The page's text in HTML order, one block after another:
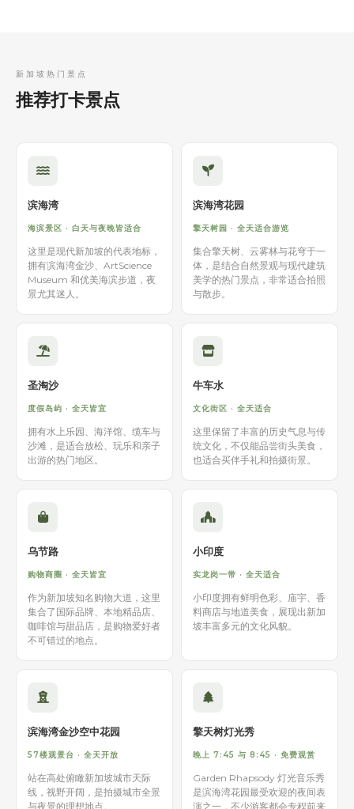
新加坡热门景点
推荐打卡景点
滨海湾
海滨景区 · 白天与夜晚皆适合
这里是现代新加坡的代表地标，
拥有滨海湾金沙、ArtScience
Museum 和优美海滨步道，夜
景尤其迷人。
滨海湾花园
擎天树园 · 全天适合游览
集合擎天树、云雾林与花穹于一
体，是结合自然景观与现代建筑
美学的热门景点，非常适合拍照
与散步。
圣淘沙
度假岛屿 · 全天皆宜
拥有水上乐园、海洋馆、缆车与
沙滩，是适合放松、玩乐和亲子
出游的热门地区。
牛车水
文化街区 · 全天适合
这里保留了丰富的历史气息与传
统文化，不仅能品尝街头美食，
也适合买伴手礼和拍摄街景。
乌节路
购物商圈 · 全天皆宜
作为新加坡知名购物大道，这里
集合了国际品牌、本地精品店、
咖啡馆与甜品店，是购物爱好者
不可错过的地点。
小印度
实龙岗一带 · 全天适合
小印度拥有鲜明色彩、庙宇、香
料商店与地道美食，展现出新加
坡丰富多元的文化风貌。
滨海湾金沙空中花园
57楼观景台 · 全天开放
站在高处俯瞰新加坡城市天际
线，视野开阔，是拍摄城市全景
与夜景的理想地点。
擎天树灯光秀
晚上 7:45 与 8:45 · 免费观赏
Garden Rhapsody 灯光音乐秀
是滨海湾花园最受欢迎的夜间表
演之一，不少游客都会专程前来